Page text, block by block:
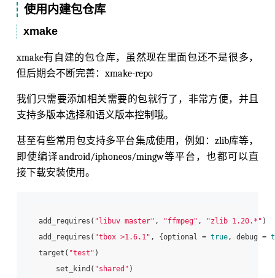
使用内建包仓库
xmake
xmake有自建的包仓库，虽然现在里面包还不是很多，
但后期会不断完善：xmake-repo
我们只需要添加相关需要的包就行了，非常方便，并且
支持多版本选择和语义版本控制哦。
甚至有些常用包支持多平台集成使用，例如：zlib库等，
即使编译android/iphoneos/mingw等平台，也都可以直
接下载安装使用。
add_requires( "libuv master" , "ffmpeg" , "zlib 1.20.*" )
add_requires( "tbox >1.6.1" , {optional = true, debug =
target( "test" )
set_kind( "shared" )